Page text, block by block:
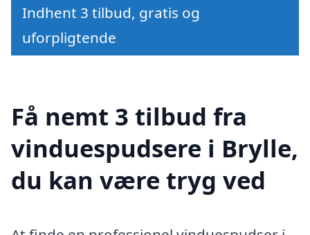
Indhent 3 tilbud, gratis og
uforpligtende
Få nemt 3 tilbud fra
vinduespudsere i Brylle,
du kan være tryg ved